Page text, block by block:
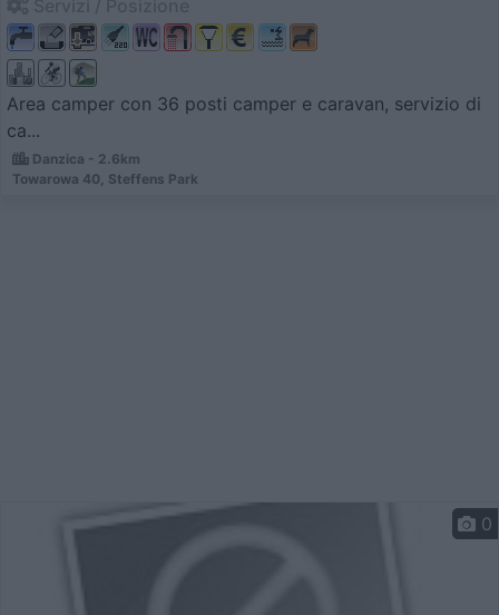
Area camper con 36 posti camper e caravan, servizio di
ca...
Danzica - 2.6km
Towarowa 40, Steffens Park
0